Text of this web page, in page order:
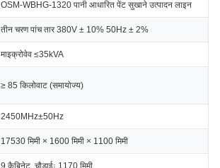
OSM-WBHG-1320 पानी आधारित पेंट सुखाने उत्पादन लाइन
तीन चरण पांच तार 380V ± 10% 50Hz ± 2%
माइक्रोवेव ≤35kVA
≥ 85 किलोवाट (समायोज्य)
2450MHz±50Hz
17530 मिमी × 1600 मिमी × 1100 मिमी
9 कैबिनेट, चौड़ाईः 1170 मिमी